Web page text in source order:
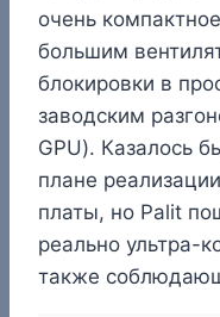
очень
большим
блокировки в
заводским
GPU). Казалось
плане
платы, но Palit
реально ультра-
также